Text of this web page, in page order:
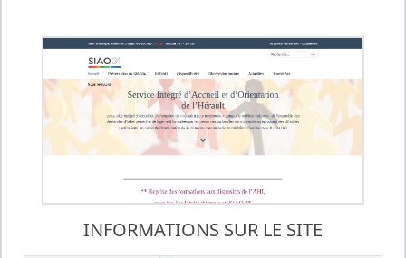
INFORMATIONS SUR LE SITE